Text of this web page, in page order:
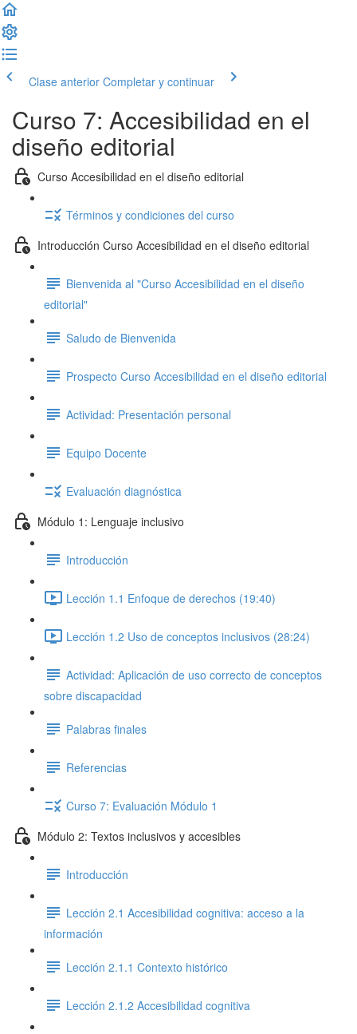
Clase anterior Completar y continuar
Curso 7: Accesibilidad en el
diseño editorial
Curso Accesibilidad en el diseño editorial
Términos y condiciones del curso
Introducción Curso Accesibilidad en el diseño editorial
Bienvenida al "Curso Accesibilidad en el diseño
editorial"
Saludo de Bienvenida
Prospecto Curso Accesibilidad en el diseño editorial
Actividad: Presentación personal
Equipo Docente
Evaluación diagnóstica
Módulo 1: Lenguaje inclusivo
Introducción
Lección 1.1 Enfoque de derechos (19:40)
Lección 1.2 Uso de conceptos inclusivos (28:24)
Actividad: Aplicación de uso correcto de conceptos
sobre discapacidad
Palabras finales
Referencias
Curso 7: Evaluación Módulo 1
Módulo 2: Textos inclusivos y accesibles
Introducción
Lección 2.1 Accesibilidad cognitiva: acceso a la
información
Lección 2.1.1 Contexto histórico
Lección 2.1.2 Accesibilidad cognitiva